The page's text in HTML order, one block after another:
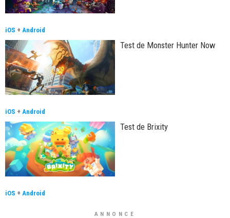
iOS + Android
Test de Monster Hunter Now
iOS + Android
Test de Brixity
iOS + Android
ANNONCE